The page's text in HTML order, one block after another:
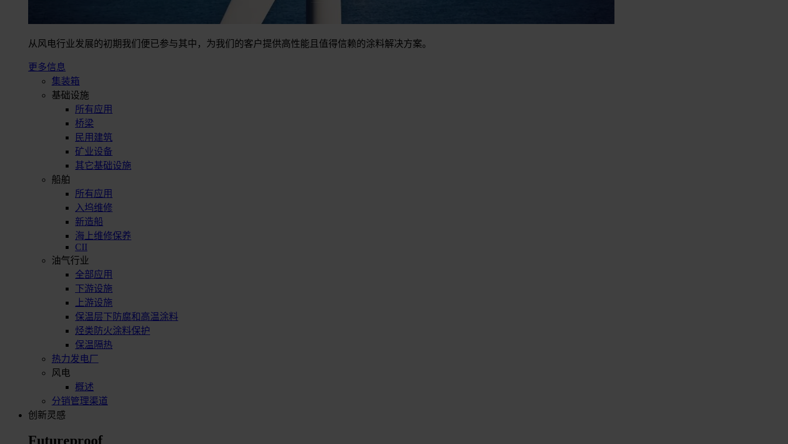
从风电行业发展的初期我们便已参与其中，为我们的客户提供高性能且值得信赖的涂料解决方案。
更多信息
集装箱
基础设施
所有应用
桥梁
民用建筑
矿业设备
其它基础设施
船舶
所有应用
入坞维修
新造船
海上维修保养
CII
油气行业
全部应用
下游设施
上游设施
保温层下防腐和高温涂料
烃类防火涂料保护
保温隔热
热力发电厂
风电
概述
分销管理渠道
创新灵感
Futureproof